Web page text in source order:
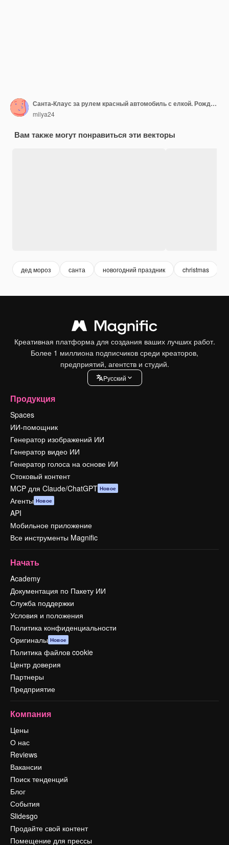
Санта-Клаус за рулем красный автомобиль с елкой. Рождественская открытка.
milya24
Вам также могут понравиться эти векторы
дед мороз санта новогодний праздник christmas
Креативная платформа для создания ваших лучших работ.
Более 1 миллиона подписчиков среди креаторов,
предприятий, агентств и студий.
Pусский
Продукция
Spaces
ИИ-помощник
Генератор изображений ИИ
Генератор видео ИИ
Генератор голоса на основе ИИ
Стоковый контент
MCP для Claude/ChatGPT Новое
Агенты Новое
API
Мобильное приложение
Все инструменты Magnific
Начать
Academy
Документация по Пакету ИИ
Служба поддержки
Условия и положения
Политика конфиденциальности
Оригиналы Новое
Политика файлов cookie
Центр доверия
Партнеры
Предприятие
Компания
Цены
О нас
Reviews
Вакансии
Поиск тенденций
Блог
События
Slidesgo
Продайте свой контент
Помещение для прессы